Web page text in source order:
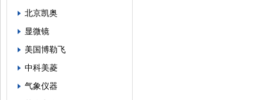
北京凯奥
显微镜
美国博勒飞
中科美菱
气象仪器